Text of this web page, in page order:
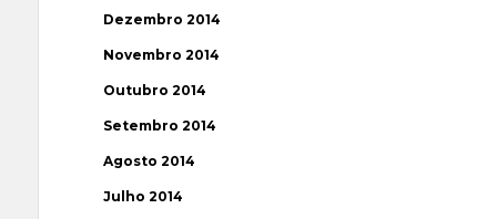
Dezembro 2014
Novembro 2014
Outubro 2014
Setembro 2014
Agosto 2014
Julho 2014